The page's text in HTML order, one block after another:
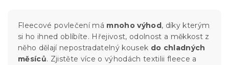
Fleecové povlečení má mnoho výhod, díky kterým
si ho ihned oblíbíte. Hřejivost, odolnost a měkkost z
něho dělají nepostradatelný kousek do chladných
měsíců. Zjistěte více o výhodách textilii fleece a